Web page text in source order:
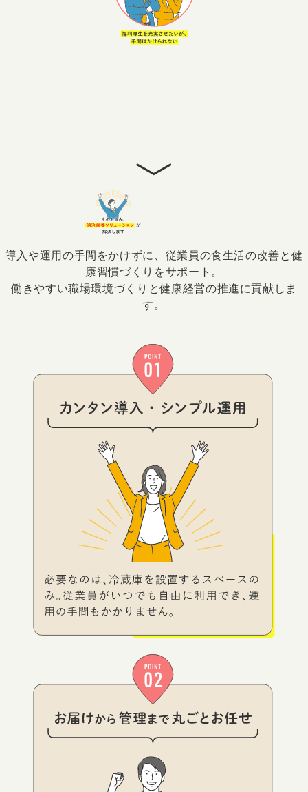
導入や運用の手間をかけずに、従業員の食生活の改善と健
康習慣づくりをサポート。
働きやすい職場環境づくりと健康経営の推進に貢献しま
す。